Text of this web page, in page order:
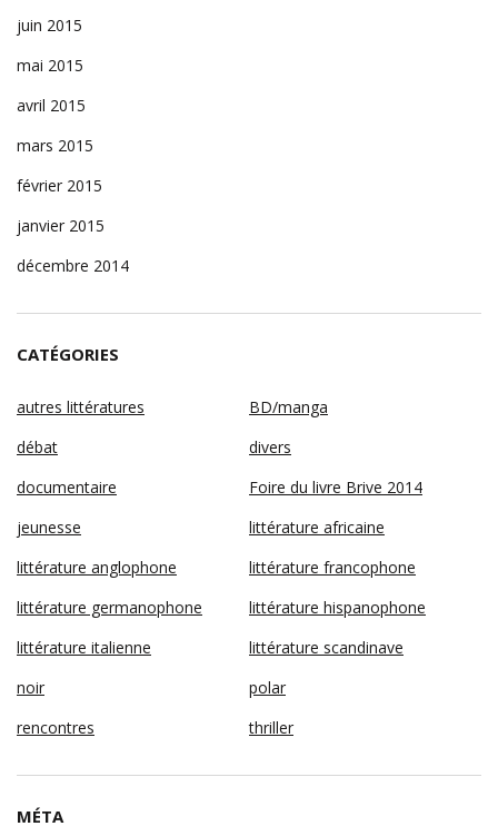
juin 2015
mai 2015
avril 2015
mars 2015
février 2015
janvier 2015
décembre 2014
CATÉGORIES
autres littératures
BD/manga
débat
divers
documentaire
Foire du livre Brive 2014
jeunesse
littérature africaine
littérature anglophone
littérature francophone
littérature germanophone
littérature hispanophone
littérature italienne
littérature scandinave
noir
polar
rencontres
thriller
MÉTA